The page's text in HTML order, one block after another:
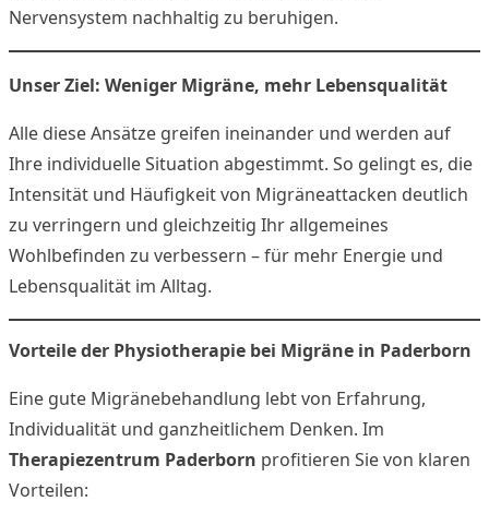
Nervensystem nachhaltig zu beruhigen.
Unser Ziel: Weniger Migräne, mehr Lebensqualität
Alle diese Ansätze greifen ineinander und werden auf
Ihre individuelle Situation abgestimmt. So gelingt es, die
Intensität und Häufigkeit von Migräneattacken deutlich
zu verringern und gleichzeitig Ihr allgemeines
Wohlbefinden zu verbessern – für mehr Energie und
Lebensqualität im Alltag.
Vorteile der Physiotherapie bei Migräne in Paderborn
Eine gute Migränebehandlung lebt von Erfahrung,
Individualität und ganzheitlichem Denken. Im
Therapiezentrum Paderborn profitieren Sie von klaren
Vorteilen: